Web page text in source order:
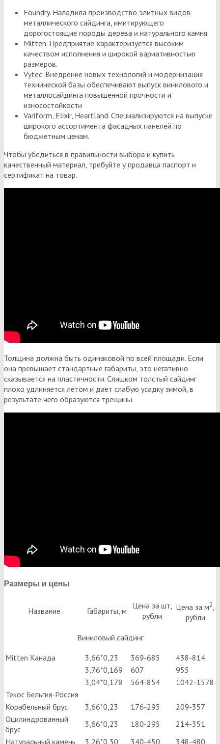
Foundry. Наладила производство элитных видов
металлического сайдинга, имитирующего
дорогостоящие породы дерева и натурального камня.
Mitten. Предприятие характеризуется высоким
качеством исполнения и широкой вариативностью
размеров.
Vytec. Внедрение новых технологий и модернизация
технической базы обеспечивают выпуск винилового и
металлосайдинга повышенной прочности и
износостойкости
Variform, Elixir, Heartland. Специализируются на выпуске
широкого ассортимента фасадных панелей по
бюджетным ценам.
Чтобы убедиться в правильности выбора и купить
качественный материал, требуйте у продавца паспорт и
сертификат на товар.
Толщина должна быть одинаковой по всей площади. Если
она превышает стандартные габариты, это негативно
сказывается на пластичности. Слишком толстый сайдинг
плохо удлиняется летом и дает слабую усадку зимой, в
результате чего образуются трещины.
Размеры и цены
Название Габариты, м
Цена за шт,
рубли
Цена за м2,
рубли
Виниловый сайдинг
Mitten Канада 3,66*0,23 369-685
438-814
3,76*0,169
607
955
3,04*0,178
564-854
1042-1578
Текос Бельгия-Россия
Корабельный брус
3,66*0,23 176-295
209-357
Оцилиндрованный
брус
3,66*0,23 180-295
214-351
Натуральный камень
3,26*0,30 340-450 348-480